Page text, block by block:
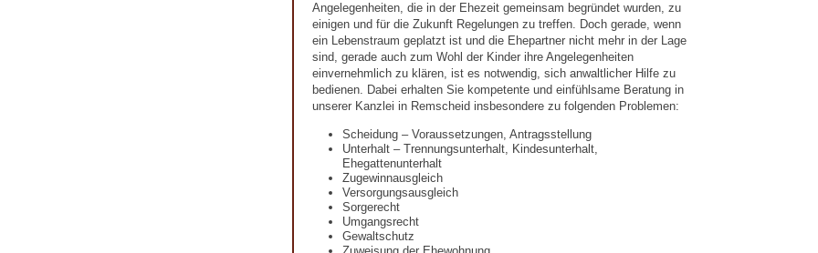
Angelegenheiten, die in der Ehezeit gemeinsam begründet wurden, zu
einigen und für die Zukunft Regelungen zu treffen. Doch gerade, wenn
ein Lebenstraum geplatzt ist und die Ehepartner nicht mehr in der Lage
sind, gerade auch zum Wohl der Kinder ihre Angelegenheiten
einvernehmlich zu klären, ist es notwendig, sich anwaltlicher Hilfe zu
bedienen. Dabei erhalten Sie kompetente und einfühlsame Beratung in
unserer Kanzlei in Remscheid insbesondere zu folgenden Problemen:
Scheidung – Voraussetzungen, Antragsstellung
Unterhalt – Trennungsunterhalt, Kindesunterhalt,
Ehegattenunterhalt
Zugewinnausgleich
Versorgungsausgleich
Sorgerecht
Umgangsrecht
Gewaltschutz